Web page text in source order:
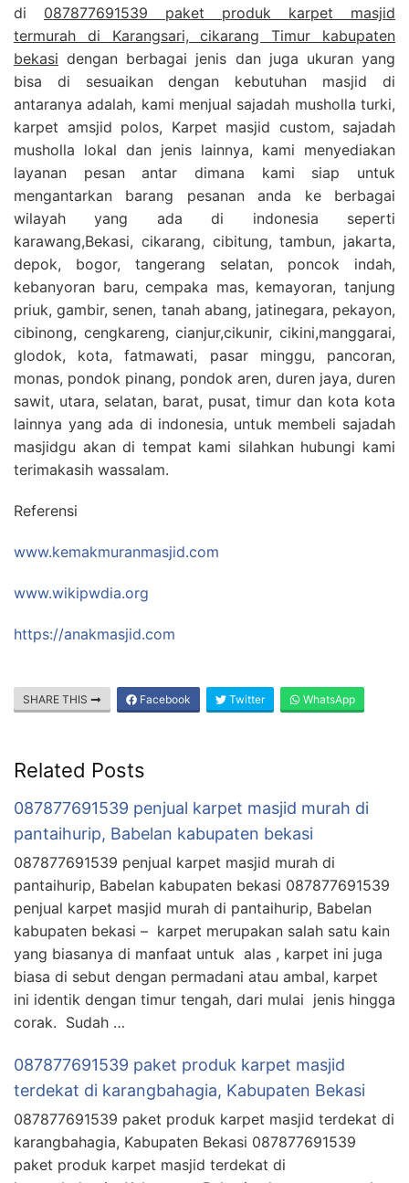
di 087877691539 paket produk karpet masjid
termurah di Karangsari, cikarang Timur kabupaten
bekasi dengan berbagai jenis dan juga ukuran yang
bisa di sesuaikan dengan kebutuhan masjid di
antaranya adalah, kami menjual sajadah musholla turki,
karpet amsjid polos, Karpet masjid custom, sajadah
musholla lokal dan jenis lainnya, kami menyediakan
layanan pesan antar dimana kami siap untuk
mengantarkan barang pesanan anda ke berbagai
wilayah yang ada di indonesia seperti
karawang,Bekasi, cikarang, cibitung, tambun, jakarta,
depok, bogor, tangerang selatan, poncok indah,
kebanyoran baru, cempaka mas, kemayoran, tanjung
priuk, gambir, senen, tanah abang, jatinegara, pekayon,
cibinong, cengkareng, cianjur,cikunir, cikini,manggarai,
glodok, kota, fatmawati, pasar minggu, pancoran,
monas, pondok pinang, pondok aren, duren jaya, duren
sawit, utara, selatan, barat, pusat, timur dan kota kota
lainnya yang ada di indonesia, untuk membeli sajadah
masjidgu akan di tempat kami silahkan hubungi kami
terimakasih wassalam.
Referensi
www.kemakmuranmasjid.com
www.wikipwdia.org
https://anakmasjid.com
SHARE THIS Facebook Twitter WhatsApp
Related Posts
087877691539 penjual karpet masjid murah di
pantaihurip, Babelan kabupaten bekasi
087877691539 penjual karpet masjid murah di
pantaihurip, Babelan kabupaten bekasi 087877691539
penjual karpet masjid murah di pantaihurip, Babelan
kabupaten bekasi – karpet merupakan salah satu kain
yang biasanya di manfaat untuk alas , karpet ini juga
biasa di sebut dengan permadani atau ambal, karpet
ini identik dengan timur tengah, dari mulai jenis hingga
corak. Sudah …
087877691539 paket produk karpet masjid
terdekat di karangbahagia, Kabupaten Bekasi
087877691539 paket produk karpet masjid terdekat di
karangbahagia, Kabupaten Bekasi 087877691539
paket produk karpet masjid terdekat di